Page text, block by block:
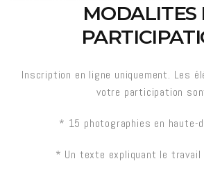
MODALITES
Inscription en ligne uniquement. Les
votre participation
* 15 photographies en haute-
* Un texte expliquant le